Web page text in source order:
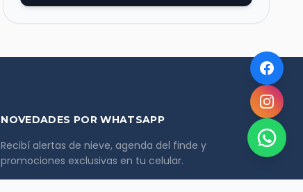
NOVEDADES POR WHATSAPP
Recibí alertas de nieve, agenda del finde y
promociones exclusivas en tu celular.